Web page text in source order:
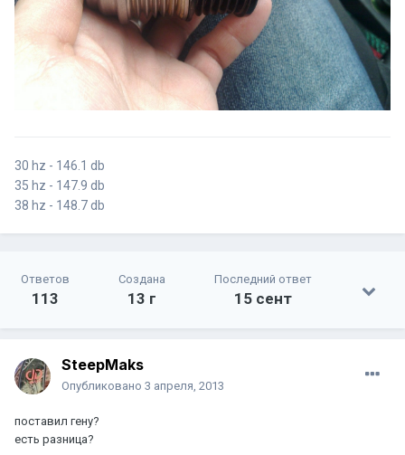
30 hz - 146.1 db
35 hz - 147.9 db
38 hz - 148.7 db
Ответов
113
Создана
13 г
Последний ответ
15 сент
SteepMaks
Опубликовано 3 апреля, 2013
поставил гену?
есть разница?